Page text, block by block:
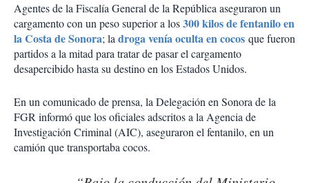
Agentes de la Fiscalía General de la República aseguraron un
cargamento con un peso superior a los300 kilos de fentanilo en
la Costa de Sonora; ladroga venía oculta en cocos que fueron
partidos a la mitad para tratar de pasar el cargamento
desapercibido hasta su destino en los Estados Unidos.
En un comunicado de prensa, la Delegación en Sonora de la
FGR informó que los oficiales adscritos a la Agencia de
Investigación Criminal (AIC), aseguraron el fentanilo, en un
camión que transportaba cocos.